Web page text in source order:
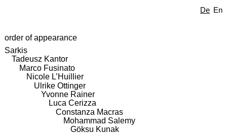
De En
order of appearance
Sarkis
Tadeusz Kantor
Marco Fusinato
Nicole L’Huillier
Ulrike Ottinger
Yvonne Rainer
Luca Cerizza
Constanza Macras
Mohammad Salemy
Göksu Kunak